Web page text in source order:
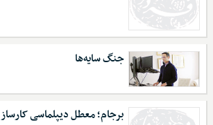
جنگ سایه‌ها
برجام؛ معطل دیپلماسی کارساز